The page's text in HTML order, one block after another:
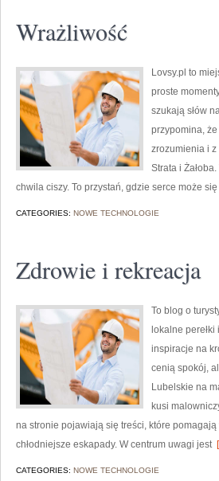
Wrażliwość
Lovsy.pl to
proste
szukają słów
przypomina,
zrozumienia i z
Strata i
chwila ciszy. To przystań, gdzie serce może
CATEGORIES: NOWE TECHNOLOGIE
Zdrowie i rekreacja
To blog o
lokalne
inspiracje na
cenią spokój,
Lubelskie na
kusi
na stronie pojawiają się treści, które
chłodniejsze eskapady. W centrum uwagi jest[
CATEGORIES: NOWE TECHNOLOGIE